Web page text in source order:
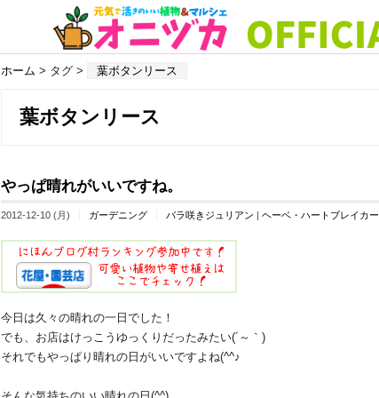
ホーム > タグ > 葉ボタンリース
葉ボタンリース
やっぱ晴れがいいですね。
2012-12-10 (月) ガーデニング バラ咲きジュリアン ヘーベ・ハートブレイカー
今日は久々の晴れの一日でした！
でも、お店はけっこうゆっくりだったみたい(´～｀)
それでもやっぱり晴れの日がいいですよね(^^♪